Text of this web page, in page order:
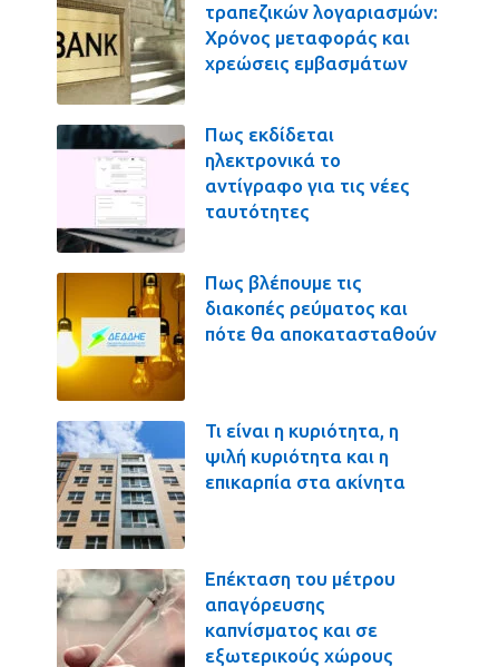
τραπεζικών λογαριασμών:
Χρόνος μεταφοράς και
χρεώσεις εμβασμάτων
Πως εκδίδεται
ηλεκτρονικά το
αντίγραφο για τις νέες
ταυτότητες
Πως βλέπουμε τις
διακοπές ρεύματος και
πότε θα αποκατασταθούν
Τι είναι η κυριότητα, η
ψιλή κυριότητα και η
επικαρπία στα ακίνητα
Επέκταση του μέτρου
απαγόρευσης
καπνίσματος και σε
εξωτερικούς χώρους